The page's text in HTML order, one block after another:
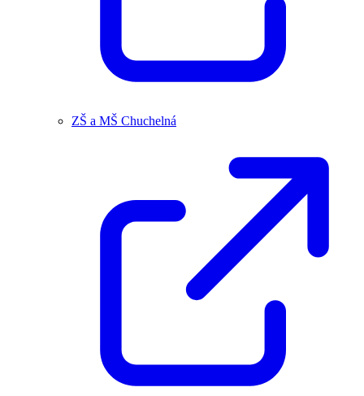
ZŠ a MŠ Chuchelná